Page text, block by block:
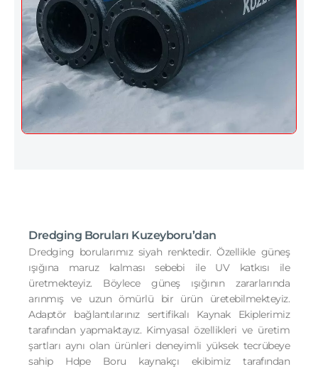
Dredging Boruları Kuzeyboru’dan
Dredging borularımız siyah renktedir. Özellikle güneş
ışığına maruz kalması sebebi ile UV katkısı ile
üretmekteyiz. Böylece güneş ışığının zararlarında
arınmış ve uzun ömürlü bir ürün üretebilmekteyiz.
Adaptör bağlantılarınız sertifikalı Kaynak Ekiplerimiz
tarafından yapmaktayız. Kimyasal özellikleri ve üretim
şartları aynı olan ürünleri deneyimli yüksek tecrübeye
sahip Hdpe Boru kaynakçı ekibimiz tarafından